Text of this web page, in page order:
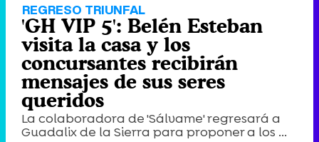
REGRESO TRIUNFAL
'GH VIP 5': Belén Esteban
visita la casa y los
concursantes recibirán
mensajes de sus seres
queridos
La colaboradora de 'Sálvame' regresará a
Guadalix de la Sierra para proponer a los ...